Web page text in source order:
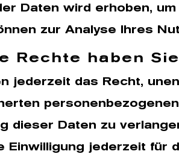
Daten wird erhoben,
zur Analyse Ihres
Rechte haben
jederzeit das Recht,
dieser Daten zu
Einwilligung jederzeit für